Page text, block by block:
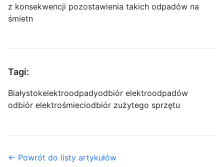
z konsekwencji pozostawienia takich odpadów na
śmietn
Tagi:
Białystokelektroodpadyodbiór elektroodpadów
odbiór elektrośmieciodbiór zużytego sprzętu
← Powrót do listy artykułów